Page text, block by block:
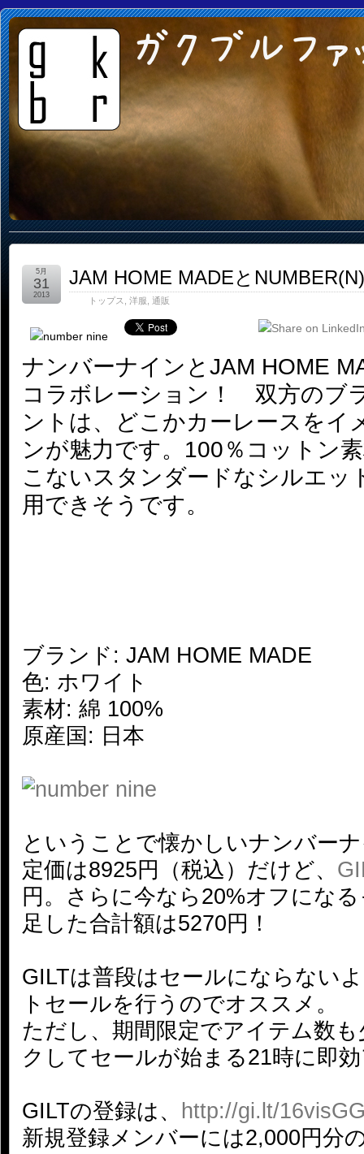
ガクブルフ
JAM HOME MADEと
トップス 洋服 通販
5月
31
2013
ナンバーナインとJAM HOME
コラボレーション！ 双方のブ
ントは、どこかカーレースをイ
ンが魅力です。100％コットン
こないスタンダードなシルエッ
用できそうです。
ブランド: JAM HOME MADE
色: ホワイト
素材: 綿 100%
原産国: 日本
ということで懐かしいナンバー
定価は8925円（税込）だけど、
円。さらに今なら20%オフにな
足した合計額は5270円！
GILTは普段はセールにならない
トセールを行うのでオススメ。
ただし、期間限定でアイテム数
クしてセールが始まる21時に即
GILTの登録は、
http://gi.lt/
新規登録メンバーには2,000円分